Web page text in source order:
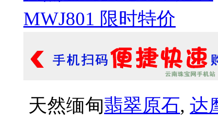
天然缅甸翡翠原石, 达